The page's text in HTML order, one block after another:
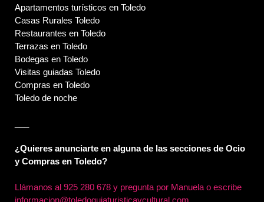
Apartamentos turísticos en Toledo
Casas Rurales Toledo
Restaurantes en Toledo
Terrazas en Toledo
Bodegas en Toledo
Visitas guiadas Toledo
Compras en Toledo
Toledo de noche
¿Quieres anunciarte en alguna de las secciones de Ocio
y Compras en Toledo?
Llámanos al925 280 678 y pregunta por Manuela o escribe
informacion@toledoguiaturisticaycultural.com